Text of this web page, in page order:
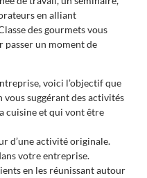
en alliant
des gourmets vous
passer un moment de
voici l’objectif que
vous suggérant des activités
cuisine et qui vont être
d’une activité originale.
votre entreprise.
en les réunissant autour